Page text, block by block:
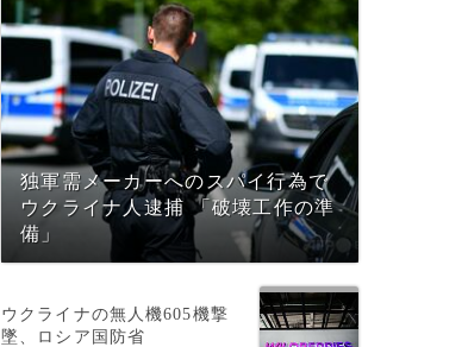
独軍需メーカーへのスパイ行為で
ウクライナ人逮捕 「破壊工作の準
備」
ウクライナの無人機605機撃
墜、ロシア国防省